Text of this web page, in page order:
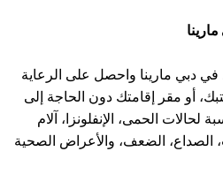
في دبي مارينا واحصل على الرعاية
أو مقر إقامتك دون الحاجة إلى
لحالات الحمى، الإنفلونزا، آلام
الصداع، الضعف، والأعراض الصحية